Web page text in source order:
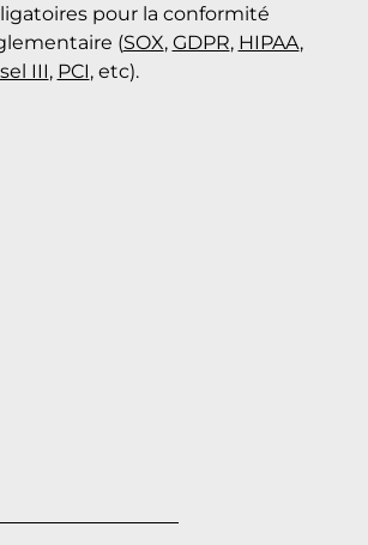
pour la conformité
(SOX, GDPR, HIPAA,
III, PCI, etc).